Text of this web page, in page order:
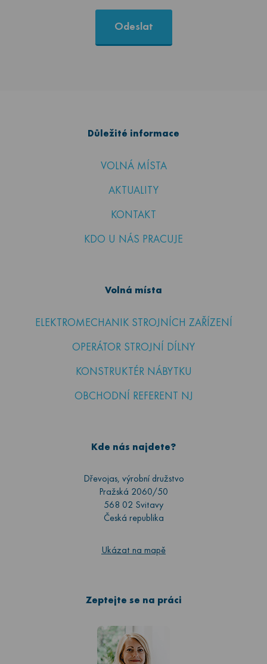
Odeslat
Důležité informace
VOLNÁ MÍSTA
AKTUALITY
KONTAKT
KDO U NÁS PRACUJE
Volná místa
ELEKTROMECHANIK STROJNÍCH ZAŘÍZENÍ
OPERÁTOR STROJNÍ DÍLNY
KONSTRUKTÉR NÁBYTKU
OBCHODNÍ REFERENT NJ
Kde nás najdete?
Dřevojas, výrobní družstvo
Pražská 2060/50
568 02 Svitavy
Česká republika
Ukázat na mapě
Zeptejte se na práci